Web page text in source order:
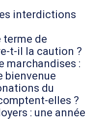
interdictions
terme de
t-il la caution ?
marchandises :
bienvenue
du
elles ?
: une année